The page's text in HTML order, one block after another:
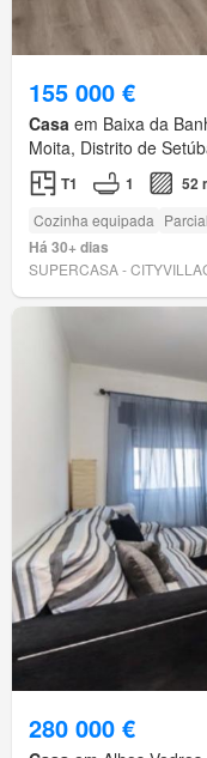
155 000 €
Casa em Baixa da
Moita, Distrito de
T1 1 52
Cozinha equipada
Há 30+ dias
SUPERCASA -
280 000 €